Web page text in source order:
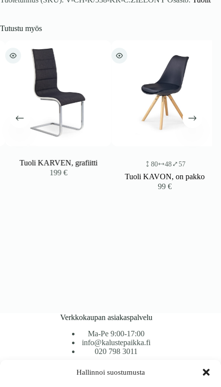
Hallinnoi suostumusta
Tutustu myös
Tuoli KARVEN, grafiitti
199€
80 48 57
Tuoli KAVON, on pakko
99€
Verkkokaupan asiakaspalvelu
Ma-Pe 9:00-17:00
info@kalustepaikka.fi
020 798 3011
Tavarantoimitus / Maksutavat